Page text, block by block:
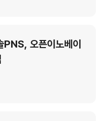
PNS, 오픈이노베이